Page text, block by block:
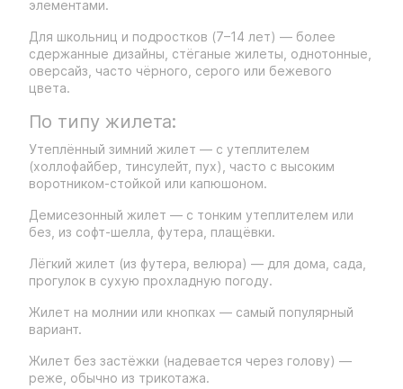
элементами.
Для школьниц и подростков (7–14 лет) — более
сдержанные дизайны, стёганые жилеты, однотонные,
оверсайз, часто чёрного, серого или бежевого
цвета.
По типу жилета:
Утеплённый зимний жилет — с утеплителем
(холлофайбер, тинсулейт, пух), часто с высоким
воротником-стойкой или капюшоном.
Демисезонный жилет — с тонким утеплителем или
без, из софт-шелла, футера, плащёвки.
Лёгкий жилет (из футера, велюра) — для дома, сада,
прогулок в сухую прохладную погоду.
Жилет на молнии или кнопках — самый популярный
вариант.
Жилет без застёжки (надевается через голову) —
реже, обычно из трикотажа.